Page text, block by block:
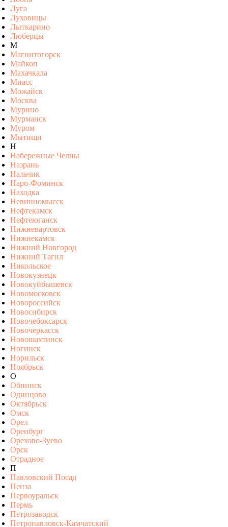
Луга
Луховицы
Лыткарино
Люберцы
М
Магнитогорск
Майкоп
Махачкала
Миасс
Можайск
Москва
Мурино
Мурманск
Муром
Мытищи
Н
Набережные Челны
Назрань
Нальчик
Наро-Фоминск
Находка
Невинномысск
Нефтекамск
Нефтеюганск
Нижневартовск
Нижнекамск
Нижний Новгород
Нижний Тагил
Никольское
Новокузнецк
Новокуйбышевск
Новомосковск
Новороссийск
Новосибирск
Новочебоксарск
Новочеркасск
Новошахтинск
Ногинск
Норильск
Ноябрьск
О
Обнинск
Одинцово
Октябрьск
Омск
Орел
Оренбург
Орехово-Зуево
Орск
Отрадное
П
Павловский Посад
Пенза
Первоуральск
Пермь
Петрозаводск
Петропавловск-Камчатский